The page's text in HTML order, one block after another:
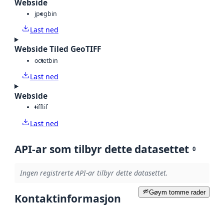
Webside
jpegbin
Last ned
Webside Tiled GeoTIFF
octetbin
Last ned
Webside
tifftif
Last ned
API-ar som tilbyr dette datasettet 0
Ingen registrerte API-ar tilbyr dette datasettet.
Gøym tomme rader
Kontaktinformasjon